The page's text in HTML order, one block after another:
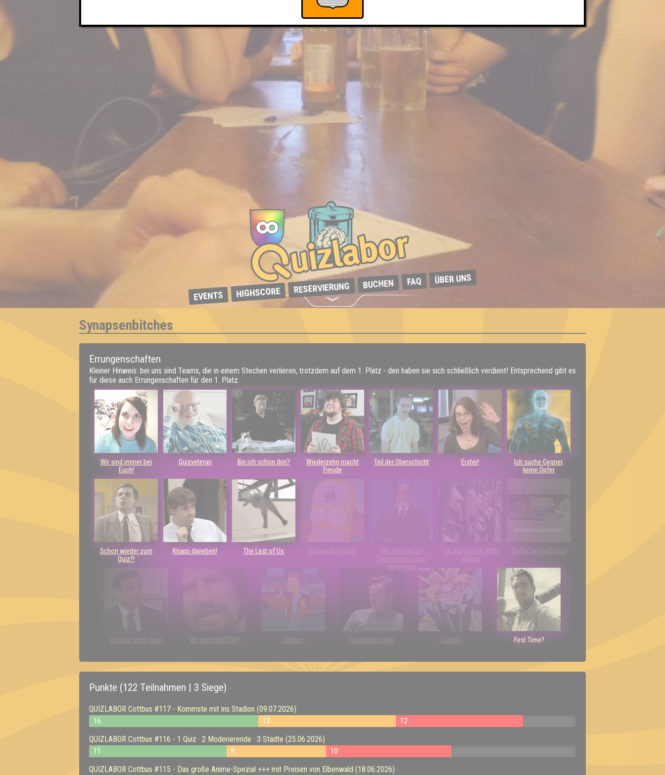
EVENTS HIGHSCORE RESERVIERUNG BUCHEN FAQ ÜBER UNS
Synapsenbitches
Errungenschaften
Kleiner Hinweis: bei uns sind Teams, die in einem Stechen verlieren, trotzdem auf dem 1. Platz - den haben sie sich schließlich verdient! Entsprechend gibt es
für diese auch Errungenschaften für den 1. Platz.
Wir sind immer bei
Euch!
Quizveteran Bin ich schon drin?
Wiederzehn macht
Freude
Teil der Oberschicht Erster!
Ich suche Gegner,
keine Opfer
Schon wieder zum
Quiz?!
Knapp daneben! The Last of Us Nerven aus Stahl
The Amount of
Teilnahmen is too
damn high
Ich war da, vor 3000
Jahren
Da-Da Da! Da-Da Da!
So kurz vorm Sieg! Wir sind ERSTER?! Streber Eindeutiger Sieg Duelist First Time?
Punkte (122 Teilnahmen | 3 Siege)
QUIZLABOR Cottbus #117 - Kommste mit ins Stadion (09.07.2026)
16
13
12
QUIZLABOR Cottbus #116 - 1 Quiz · 2 Moderierende · 3 Städte (25.06.2026)
11
8
10
QUIZLABOR Cottbus #115 - Das große Anime-Spezial +++ mit Preisen von Elbenwald (18.06.2026)